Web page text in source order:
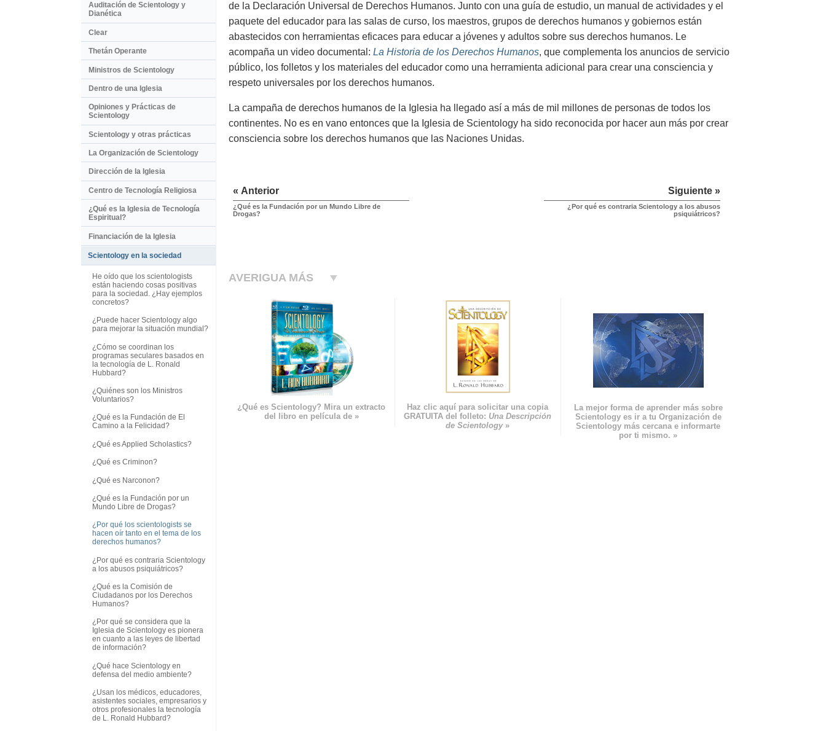
de la Declaración Universal de Derechos Humanos. Junto con una guía de estudio, un manual de actividades y el
paquete del educador para las salas de curso, los maestros, grupos de derechos humanos y gobiernos están
abastecidos con herramientas eficaces para educar a jóvenes y adultos sobre sus derechos humanos. Le
acompaña un video documental: La Historia de los Derechos Humanos, que complementa los anuncios de servicio
público, los folletos y los materiales del educador como una herramienta adicional para crear una consciencia y
respeto universales por los derechos humanos.
La campaña de derechos humanos de la Iglesia ha llegado así a más de mil millones de personas de todos los
continentes. No es en vano entonces que la Iglesia de Scientology ha sido reconocida por hacer aun más por crear
consciencia sobre los derechos humanos que las Naciones Unidas.
« Anterior
¿Qué es la Fundación por un Mundo Libre de
Drogas?
Siguiente »
¿Por qué es contraria Scientology a los abusos
psiquiátricos?
AVERIGUA MÁS
¿Qué es Scientology? Mira un extracto
del libro en película de »
Haz clic aquí para solicitar una copia
GRATUITA del folleto: Una Descripción
de Scientology»
La mejor forma de aprender más sobre
Scientology es ir a tu Organización de
Scientology más cercana e informarte
por ti mismo. »
Auditación de Scientology y
Dianética
Clear
Thetán Operante
Ministros de Scientology
Dentro de una Iglesia
Opiniones y Prácticas de
Scientology
Scientology y otras prácticas
La Organización de Scientology
Dirección de la Iglesia
Centro de Tecnología Religiosa
¿Qué es la Iglesia de Tecnología
Espiritual?
Financiación de la Iglesia
Scientology en la sociedad
He oído que los scientologists
están haciendo cosas positivas
para la sociedad. ¿Hay ejemplos
concretos?
¿Puede hacer Scientology algo
para mejorar la situación mundial?
¿Cómo se coordinan los
programas seculares basados en
la tecnología de L. Ronald
Hubbard?
¿Quiénes son los Ministros
Voluntarios?
¿Qué es la Fundación de El
Camino a la Felicidad?
¿Qué es Applied Scholastics?
¿Qué es Criminon?
¿Qué es Narconon?
¿Qué es la Fundación por un
Mundo Libre de Drogas?
¿Por qué los scientologists se
hacen oír tanto en el tema de los
derechos humanos?
¿Por qué es contraria Scientology
a los abusos psiquiátricos?
¿Qué es la Comisión de
Ciudadanos por los Derechos
Humanos?
¿Por qué se considera que la
Iglesia de Scientology es pionera
en cuanto a las leyes de libertad
de información?
¿Qué hace Scientology en
defensa del medio ambiente?
¿Usan los médicos, educadores,
asistentes sociales, empresarios y
otros profesionales la tecnología
de L. Ronald Hubbard?